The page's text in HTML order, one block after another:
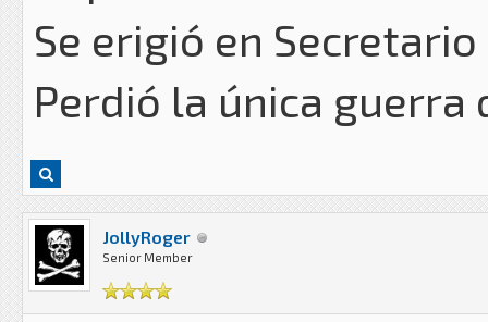
Se erigió en
Perdió la única guerra
JollyRoger
Senior Member